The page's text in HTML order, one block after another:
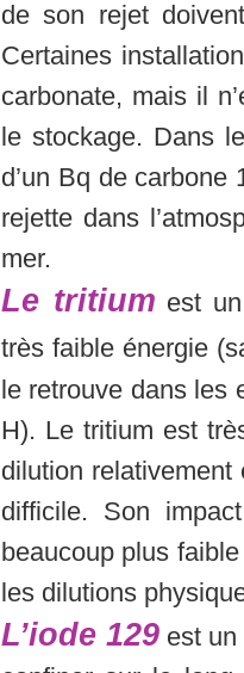
de son rejet
Certaines
carbonate, mais il
le stockage. Dans
d’un Bq de
rejette dans
mer.
Le tritium est
très faible énergie
le retrouve dans les
H). Le tritium est
dilution relativement
difficile. Son
beaucoup plus
les dilutions
L’iode 129 est